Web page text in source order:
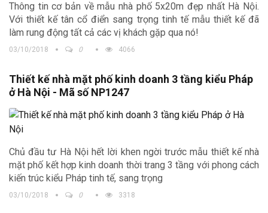
Thông tin cơ bản về mẫu nhà phố 5x20m đẹp nhất Hà Nội.
Với thiết kế tân cổ điển sang trọng tinh tế mẫu thiết kế đã
làm rung động tất cả các vị khách gặp qua nó!
03/10/2018 0 4066
Thiết kế nhà mặt phố kinh doanh 3 tầng kiểu Pháp
ở Hà Nội - Mã số NP1247
Chủ đầu tư Hà Nội hết lời khen ngời trước mẫu thiết kế nhà
mặt phố kết hợp kinh doanh thời trang 3 tầng với phong cách
kiến trúc kiểu Pháp tinh tế, sang trọng
03/10/2018 0 3318